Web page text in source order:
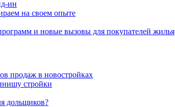
ин
на своем опыте
и новые вызовы для покупателей жилья
продаж в новостройках
стройки
дольщиков?